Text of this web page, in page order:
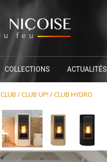
COLLECTIONS ACTUALITÉS
CLUB / CLUB UP! / CLUB HYDRO